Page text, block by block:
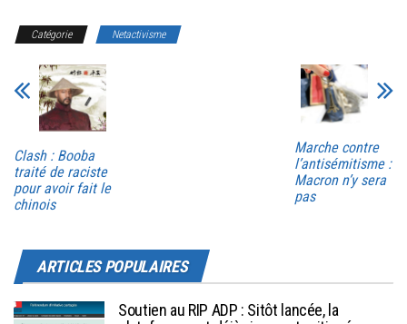
Catégorie Netactivisme
Clash : Booba
traité de raciste
pour avoir fait le
chinois
Marche contre
l’antisémitisme :
Macron n’y sera
pas
ARTICLES POPULAIRES
Soutien au RIP ADP : Sitôt lancée, la